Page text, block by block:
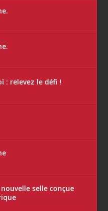
: relevez le défi !
selle conçue